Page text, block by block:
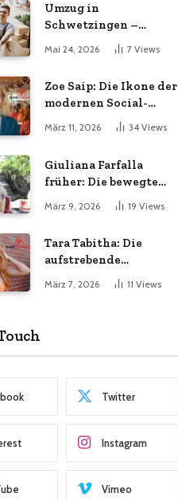
Umzug in
Schwetzingen –
Spargelstadt mit
professionellem
Mai 24, 2026 7 Views
Zoe Saip: Die Ikone der
modernen Social-
März 11, 2026 34 Views
Giuliana Farfalla
früher: Die bewegte
Reise einer Ikone
März 9, 2026 19 Views
Tara Tabitha: Die
aufstrebende
Influencerin aus dem
digitalen Zeitalter
März 7, 2026 11 Views
Twitter
Instagram
Vimeo